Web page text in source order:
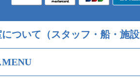
について（スタッフ・船・施
MENU